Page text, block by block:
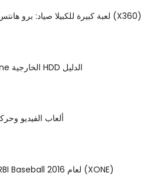
لعبة كبيرة للكبيلا صياد: برو هانتس مراجعة (X360)
Xbox One الخارجية HDD الدليل
ألعاب الفيديو
مراجعة RBI Baseball لعام 2016 (XONE)